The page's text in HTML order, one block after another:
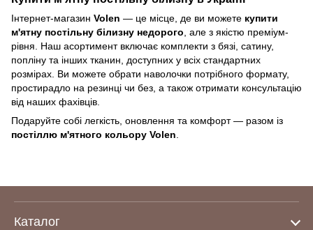
Інтернет-магазин Volen — це місце, де ви можете купити
м'ятну постільну білизну недорого, але з якістю преміум-
рівня. Наш асортимент включає комплекти з бязі, сатину,
попліну та інших тканин, доступних у всіх стандартних
розмірах. Ви можете обрати наволочки потрібного формату,
простирадло на резинці чи без, а також отримати консультацію
від наших фахівців.
Подаруйте собі легкість, оновлення та комфорт — разом із
постіллю м'ятного кольору Volen.
Каталог